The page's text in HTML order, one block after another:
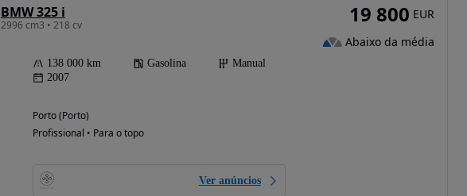
BMW 325 i
2996 cm3 • 218 cv
138 000 km Gasolina
Manual
2007
Porto (Porto)
Profissional • Para o topo
Ver anúncios
19 800 EUR
Abaixo da média